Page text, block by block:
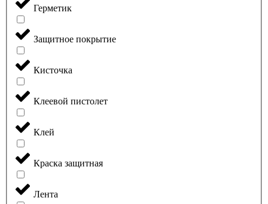
Герметик
Защитное покрытие
Кисточка
Клеевой пистолет
Клей
Краска защитная
Лента